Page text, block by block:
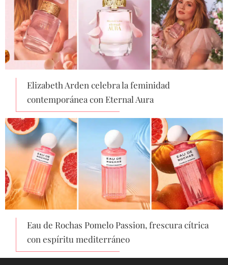
Elizabeth Arden celebra la feminidad
contemporánea con Eternal Aura
Eau de Rochas Pomelo Passion, frescura cítrica
con espíritu mediterráneo